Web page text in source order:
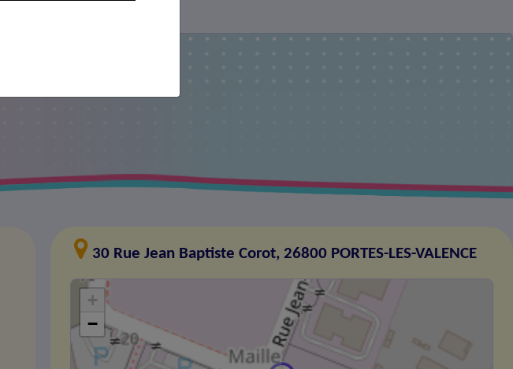
30 Rue Jean Baptiste Corot, 26800 PORTES-LES-VALENCE
+
−